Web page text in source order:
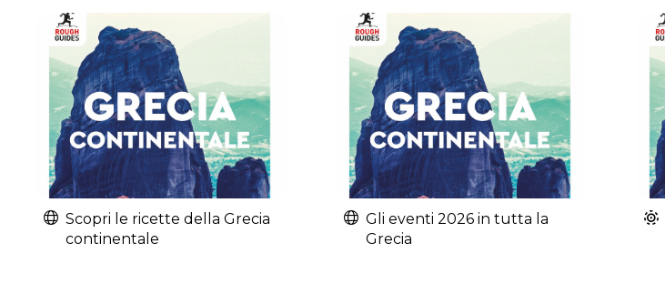
Scopri le ricette della Grecia
continentale
Gli eventi 2026 in tutta la
Grecia